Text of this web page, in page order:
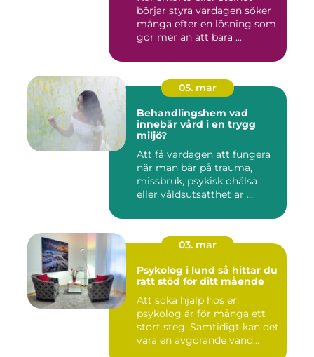
börjar styra vardagen söker
många efter en lösning som
gör mer än att bara ...
05. mar
Behandlingshem vad
innebär vård i en trygg
miljö?
Att få vardagen att fungera
när man bär på trauma,
missbruk, psykisk ohälsa
eller våldsutsatthet är ...
03. mar
Psykolog i lund så hittar du
rätt stöd för ditt mående
Att söka hjälp hos en
psykolog är för många ett
stort steg. Samtidigt kan det
vara en avgörande vänd...